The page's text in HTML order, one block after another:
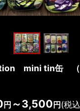
mini tin缶 （ブ
円 ～3,500 円 (税